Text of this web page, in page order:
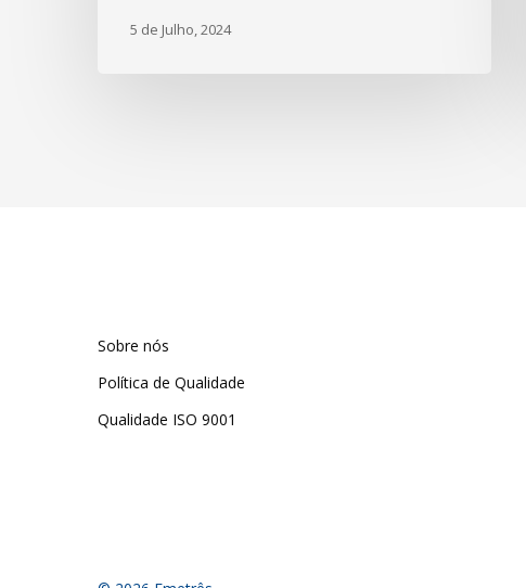
5 de Julho, 2024
Sobre nós
Política de Qualidade
Qualidade ISO 9001